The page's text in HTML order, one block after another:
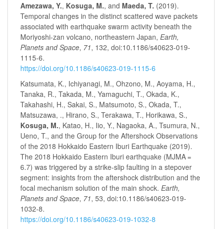
Amezawa, Y., Kosuga, M., and Maeda, T. (2019).
Temporal changes in the distinct scattered wave packets
associated with earthquake swarm activity beneath the
Moriyoshi-zan volcano, northeastern Japan, Earth,
Planets and Space, 71, 132, doi:10.1186/s40623-019-
1115-6.
https://doi.org/10.1186/s40623-019-1115-6
Katsumata, K., Ichiyanagi, M., Ohzono, M., Aoyama, H.,
Tanaka, R., Takada, M., Yamaguchi, T., Okada, K.,
Takahashi, H., Sakai, S., Matsumoto, S., Okada, T.,
Matsuzawa, ., Hirano, S., Terakawa, T., Horikawa, S.,
Kosuga, M., Katao, H., Iio, Y., Nagaoka, A., Tsumura, N.,
Ueno, T., and the Group for the Aftershock Observations
of the 2018 Hokkaido Eastern Iburi Earthquake (2019).
The 2018 Hokkaido Eastern Iburi earthquake (MJMA =
6.7) was triggered by a strike-slip faulting in a stepover
segment: insights from the aftershock distribution and the
focal mechanism solution of the main shock. Earth,
Planets and Space, 71, 53, doi:10.1186/s40623-019-
1032-8.
https://doi.org/10.1186/s40623-019-1032-8